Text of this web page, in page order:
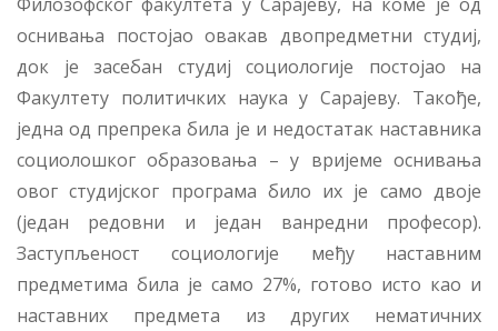
оснивања постојао овакав двопредметни студиј,
док је засебан студиј социологије постојао на
Факултету политичких наука у Сарајеву. Такође,
једна од препрека била је и недостатак наставника
социолошког образовања – у вријеме оснивања
овог студијског програма било их је само двоје
(један редовни и један ванредни професор).
Заступљеност социологије међу наставним
предметима била је само 27%, готово исто као и
наставних предмета из других нематичних